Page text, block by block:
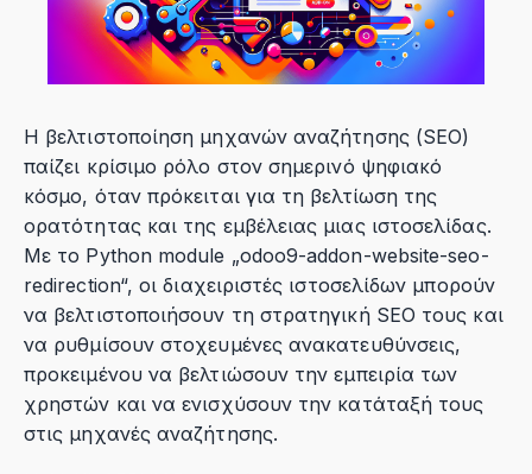
Η βελτιστοποίηση μηχανών αναζήτησης (SEO)
παίζει κρίσιμο ρόλο στον σημερινό ψηφιακό
κόσμο, όταν πρόκειται για τη βελτίωση της
ορατότητας και της εμβέλειας μιας ιστοσελίδας.
Με το Python module „odoo9-addon-website-seo-
redirection“, οι διαχειριστές ιστοσελίδων μπορούν
να βελτιστοποιήσουν τη στρατηγική SEO τους και
να ρυθμίσουν στοχευμένες ανακατευθύνσεις,
προκειμένου να βελτιώσουν την εμπειρία των
χρηστών και να ενισχύσουν την κατάταξή τους
στις μηχανές αναζήτησης.